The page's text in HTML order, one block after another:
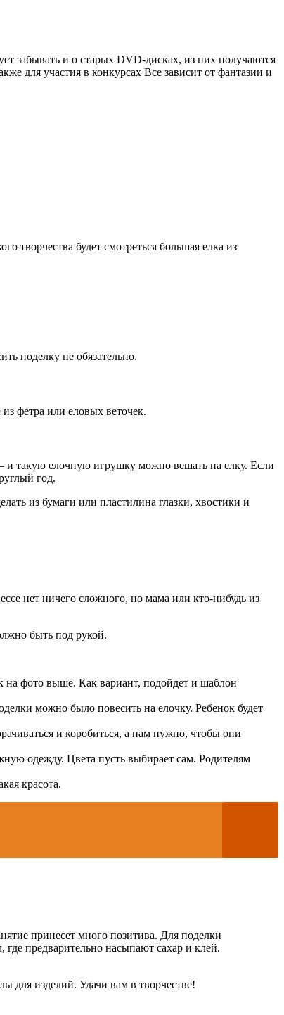
забывать и о старых DVD-дисках, из них получаются
для участия в конкурсах Все зависит от фантазии и
творчества будет смотреться большая елка из
поделку не обязательно.
фетра или еловых веточек.
и такую елочную игрушку можно вешать на елку. Если
год.
из бумаги или пластилина глазки, хвостики и
нет ничего сложного, но мама или кто-нибудь из
быть под рукой.
фото выше. Как вариант, подойдет и шаблон
можно было повесить на елочку. Ребенок будет
и коробиться, а нам нужно, чтобы они
одежду. Цвета пусть выбирает сам. Родителям
красота.
принесет много позитива. Для поделки
предварительно насыпают сахар и клей.
для изделий. Удачи вам в творчестве!